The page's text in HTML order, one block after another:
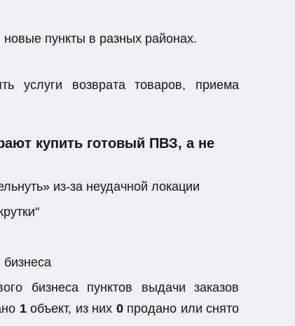
пункты в разных районах.
услуги возврата товаров, приема
купить готовый ПВЗ, а не
из-за неудачной локации
бизнеса пунктов выдачи заказов
1объект, из них 0продано или снято